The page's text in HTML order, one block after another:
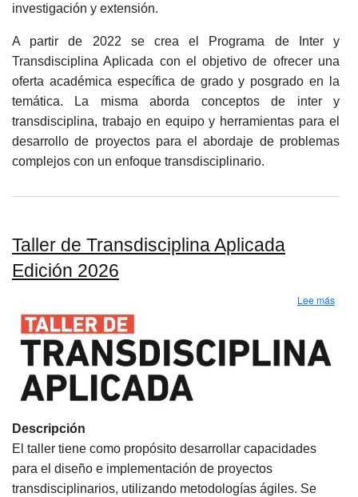
investigación y extensión.
A partir de 2022 se crea el Programa de Inter y
Transdisciplina Aplicada con el objetivo de ofrecer una
oferta académica específica de grado y posgrado en la
temática. La misma aborda conceptos de inter y
transdisciplina, trabajo en equipo y herramientas para el
desarrollo de proyectos para el abordaje de problemas
complejos con un enfoque transdisciplinario.
Taller de Transdisciplina Aplicada
Edición 2026
Lee más
Descripción
El taller tiene como propósito desarrollar capacidades
para el diseño e implementación de proyectos
transdisciplinarios, utilizando metodologías ágiles. Se